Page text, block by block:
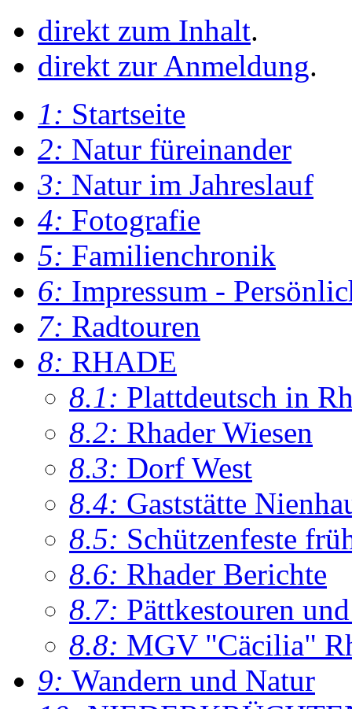
direkt zum Inhalt.
direkt zur Anmeldung.
1: Startseite
2: Natur füreinander
3: Natur im Jahreslauf
4: Fotografie
5: Familienchronik
6: Impressum -
7: Radtouren
8: RHADE
8.1: Plattdeutsch in
8.2: Rhader Wiesen
8.3: Dorf West
8.4: Gaststätte
8.5: Schützenfeste
8.6: Rhader Berichte
8.7: Pättkestouren
8.8: MGV "Cäcilia"
9: Wandern und Natur